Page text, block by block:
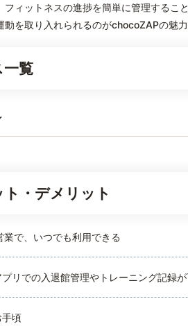
フィットネスの進捗を簡単に管理するこ
動を取り入れられるのがchocoZAPの魅
一覧
ト・デメリット
業で、いつでも利用できる
プリでの入退館管理やトレーニング記録
頃